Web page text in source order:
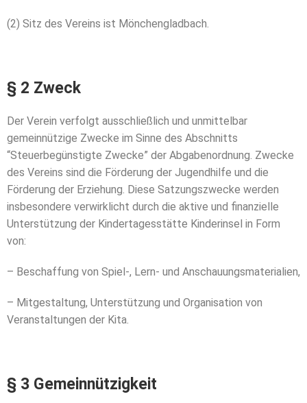
(2) Sitz des Vereins ist Mönchengladbach.
§ 2 Zweck
Der Verein verfolgt ausschließlich und unmittelbar
gemeinnützige Zwecke im Sinne des Abschnitts
“Steuerbegünstigte Zwecke” der Abgabenordnung. Zwecke
des Vereins sind die Förderung der Jugendhilfe und die
Förderung der Erziehung. Diese Satzungszwecke werden
insbesondere verwirklicht durch die aktive und finanzielle
Unterstützung der Kindertagesstätte Kinderinsel in Form
von:
– Beschaffung von Spiel-, Lern- und Anschauungsmaterialien,
– Mitgestaltung, Unterstützung und Organisation von
Veranstaltungen der Kita.
§ 3 Gemeinnützigkeit